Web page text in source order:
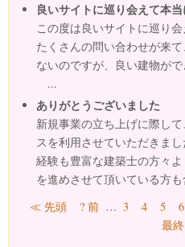
良いサイトに巡り会えて本
この度は良いサイトに巡り会
たくさんの問い合わせが来
ないのですが、良い建物が
...
ありがとうございました
新規事業の立ち上げに際し
スを利用させていただきまし
経験も豊富な建築士の方々
を進めさせて頂いている方
ページ
≪ 先頭 ? 前 … 3 4 5 6
最